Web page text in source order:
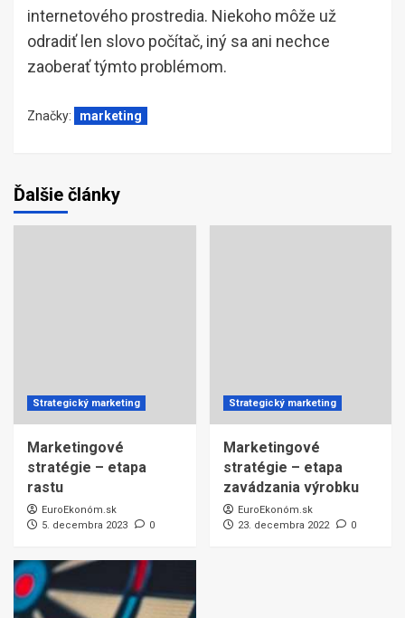
internetového prostredia. Niekoho môže už
odradiť len slovo počítač, iný sa ani nechce
zaoberať týmto problémom.
Značky: marketing
Ďalšie články
Strategický marketing
Marketingové
stratégie – etapa
rastu
EuroEkonóm.sk
5. decembra 2023
0
Strategický marketing
Marketingové
stratégie – etapa
zavádzania výrobku
EuroEkonóm.sk
23. decembra 2022
0